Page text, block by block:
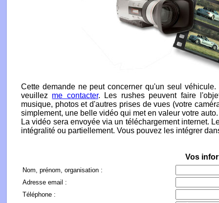
Cette demande ne peut concerner qu'un seul
veuillez me contacter. Les rushes peuvent faire
musique, photos et d'autres prises de vues (votre
simplement, une belle vidéo qui met en valeur votre auto.
La vidéo sera envoyée via un téléchargement internet.
intégralité ou partiellement. Vous pouvez les intégrer
Vos
Nom, prénom, organisation :
Adresse email :
Téléphone :